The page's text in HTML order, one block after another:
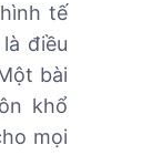
tế
điều
bài
khổ
mọi